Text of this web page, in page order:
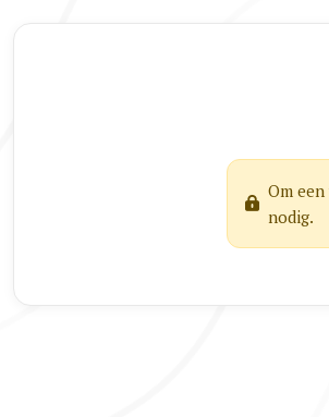
Om
nodig.